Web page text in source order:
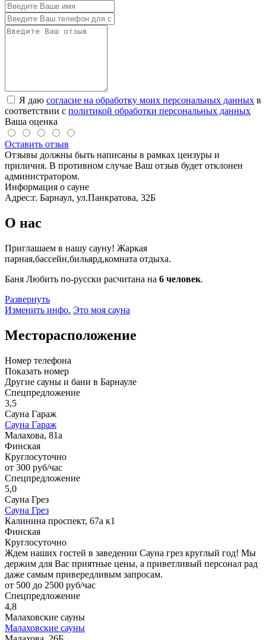
Я даю согласие на обработку моих персональных данных в
соответствии с политикой обработки персональных данных
Ваша оценка
Оставить отзыв
Отзывы должны быть написаны в рамках цензуры и
приличия. В противном случае Ваш отзыв будет отклонен
администратором.
Информация о сауне
Адрес:г. Барнаул, ул.Панкратова, 32Б
О нас
Приглашаем в нашу сауну! Жаркая
парная,бассейн,бильярд,комната отдыха.
Баня Любить по-русски расчитана на 6 человек.
Развернуть
Изменить инфо. Это моя сауна
Месторасположение
Номер телефона
Показать номер
Другие сауны и бани в Барнауле
Спецпредложение
3,5
Сауна Гараж
Сауна Гараж
Малахова, 81а
Финская
Круглосуточно
от 300 руб/час
Спецпредложение
5,0
Сауна Грез
Сауна Грез
Калинина проспект, 67а к1
Финская
Круглосуточно
Ждем наших гостей в заведении Сауна грез круглый год! Мы
держим для Вас приятные цены, а приветливый персонал рад
даже самым привередливым запросам.
от 500 до 2500 руб/час
Спецпредложение
4,8
Малаховские сауны
Малаховские сауны